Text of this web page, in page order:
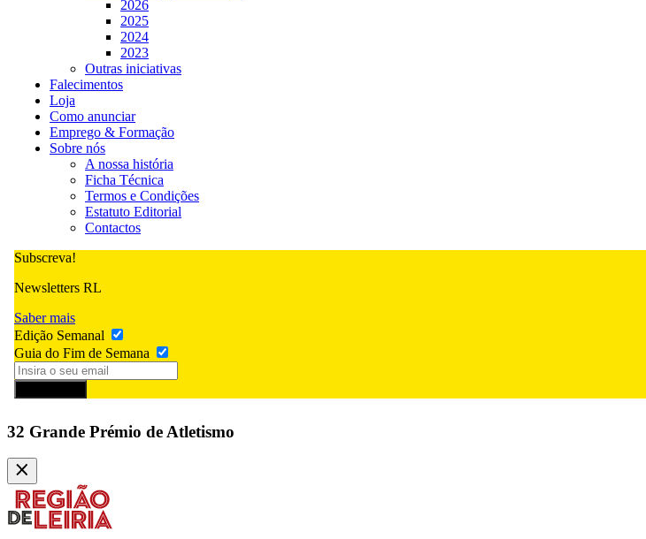
2026
2025
2024
2023
Outras iniciativas
Falecimentos
Loja
Como anunciar
Emprego & Formação
Sobre nós
A nossa história
Ficha Técnica
Termos e Condições
Estatuto Editorial
Contactos
Subscreva!
Newsletters RL
Saber mais
Edição Semanal
Guia do Fim de Semana
32 Grande Prémio de Atletismo